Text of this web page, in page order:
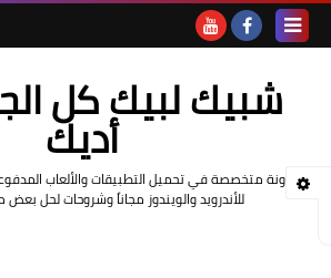
شبيك لبيك كل
أديك
مدونة متخصصة في تحميل التطبيقات والألعاب
للأندرويد والويندوز مجاناً وشروحات لحل